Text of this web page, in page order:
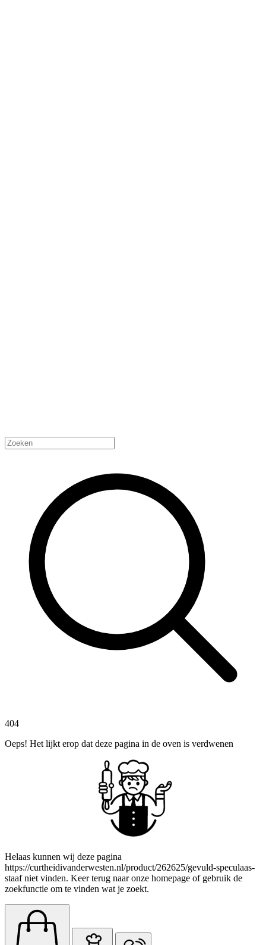
404
Oeps! Het lijkt erop dat deze pagina in de oven is verdwenen
Helaas kunnen wij deze pagina
https://curtheidivanderwesten.nl/product/262625/gevuld-speculaas-
staaf niet vinden. Keer terug naar onze homepage of gebruik de
zoekfunctie om te vinden wat je zoekt.